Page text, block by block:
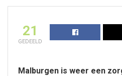
21
GEDEELD
Malburgen is weer een